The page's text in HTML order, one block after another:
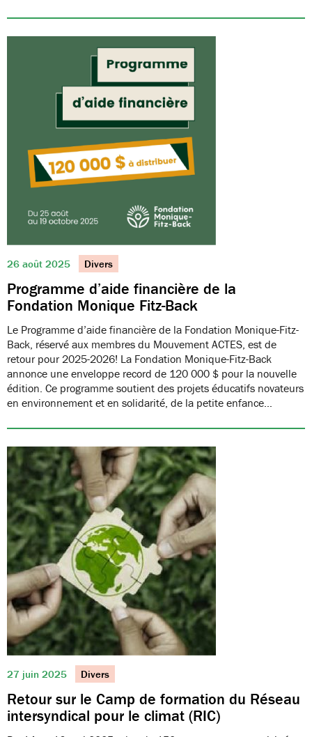
26 août 2025 Divers
Programme d’aide financière de la
Fondation Monique Fitz-Back
Le Programme d’aide financière de la Fondation Monique-Fitz-
Back, réservé aux membres du Mouvement ACTES, est de
retour pour 2025-2026! La Fondation Monique-Fitz-Back
annonce une enveloppe record de 120 000 $ pour la nouvelle
édition. Ce programme soutient des projets éducatifs novateurs
en environnement et en solidarité, de la petite enfance…
27 juin 2025 Divers
Retour sur le Camp de formation du Réseau
intersyndical pour le climat (RIC)